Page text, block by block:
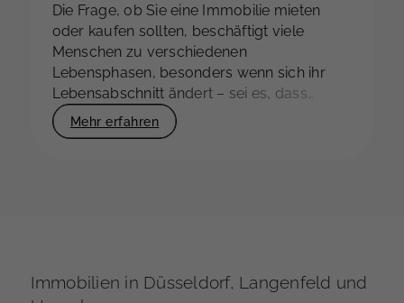
Die Frage, ob Sie eine Immobilie mieten
oder kaufen sollten, beschäftigt viele
Menschen zu verschiedenen
Lebensphasen, besonders wenn sich ihr
Lebensabschnitt ändert – sei es, dass
Nachwuchs erwartet wird, die Immobilie
nicht mehr zum Alter passt oder eine
die hohen Immobilienpreise führen dazu,
Mehr erfahren
Immobilien in Düsseldorf, Langenfeld und